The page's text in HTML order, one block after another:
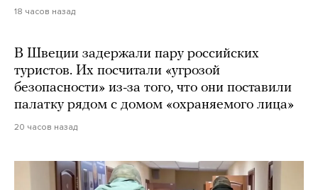
18 часов назад
В Швеции задержали пару российских
туристов. Их посчитали «угрозой
безопасности» из-за того, что они поставили
палатку рядом с домом «охраняемого лица»
20 часов назад